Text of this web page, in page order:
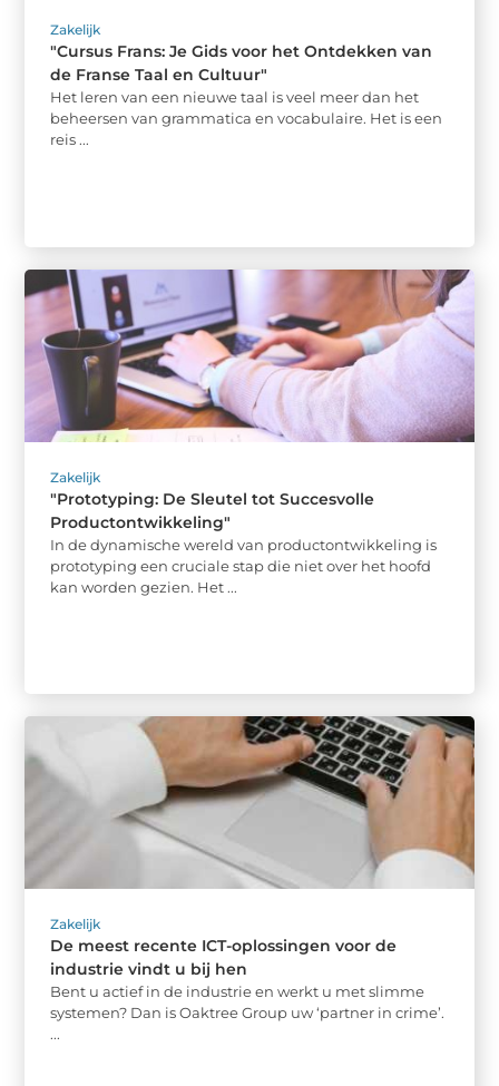
Zakelijk
"Cursus Frans: Je Gids voor het Ontdekken van
de Franse Taal en Cultuur"
Het leren van een nieuwe taal is veel meer dan het
beheersen van grammatica en vocabulaire. Het is een
reis ...
Zakelijk
"Prototyping: De Sleutel tot Succesvolle
Productontwikkeling"
In de dynamische wereld van productontwikkeling is
prototyping een cruciale stap die niet over het hoofd
kan worden gezien. Het ...
Zakelijk
De meest recente ICT-oplossingen voor de
industrie vindt u bij hen
Bent u actief in de industrie en werkt u met slimme
systemen? Dan is Oaktree Group uw ‘partner in crime’.
...